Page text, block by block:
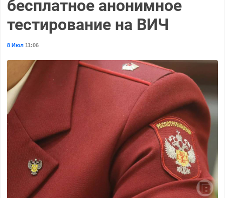
бесплатное анонимное
тестирование на ВИЧ
8 Июл11:06